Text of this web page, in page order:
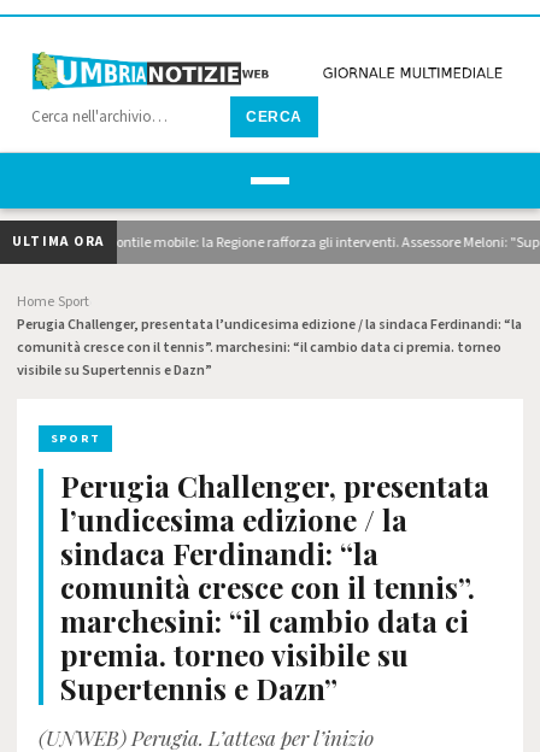
CERCA
ULTIMA ORA
e pontile mobile: la Regione rafforza gli interventi. Assessore Meloni:
Home Sport
Perugia Challenger, presentata l’undicesima edizione / la sindaca Ferdinandi: “la
comunità cresce con il tennis”. marchesini: “il cambio data ci premia. torneo
visibile su Supertennis e Dazn”
SPORT
Perugia Challenger, presentata
l’undicesima edizione / la
sindaca Ferdinandi: “la
comunità cresce con il tennis”.
marchesini: “il cambio data ci
premia. torneo visibile su
Supertennis e Dazn”
(UNWEB) Perugia. L’attesa per l’inizio